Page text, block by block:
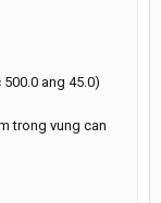
ang 45.0)
trong vung can